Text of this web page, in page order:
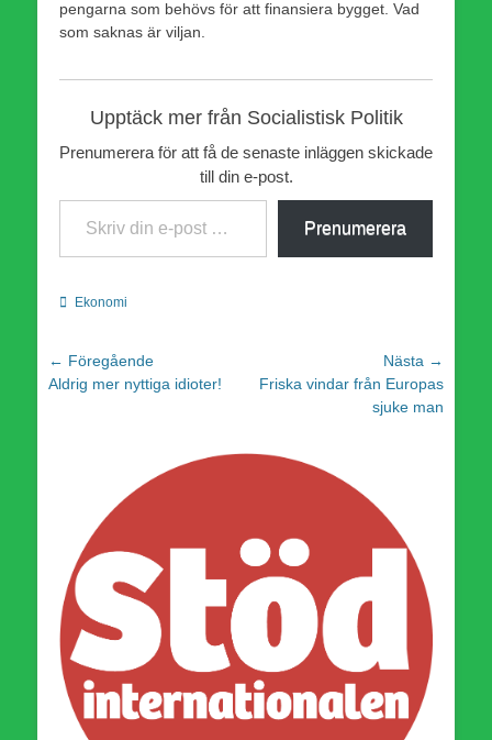
pengarna som behövs för att finansiera bygget. Vad
som saknas är viljan.
Upptäck mer från Socialistisk Politik
Prenumerera för att få de senaste inläggen skickade
till din e-post.
Skriv din e-post …
Prenumerera
Kategorier
Ekonomi
Inläggsnavigering
← Föregående
Föregående
Aldrig mer nyttiga idioter!
Nästa →
Nästa
Friska vindar från Europas
sjuke man